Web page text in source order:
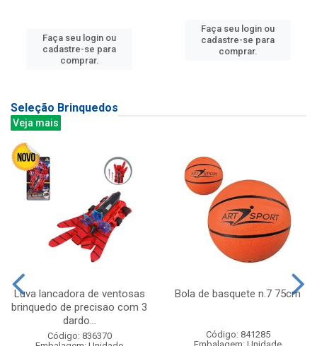
Faça seu login ou
cadastre-se para
comprar.
Faça seu login ou
cadastre-se para
comprar.
Seleção Brinquedos
Veja mais
Luva lancadora de ventosas
brinquedo de precisao com 3
dardo...
Código: 836370
Bola de basquete n.7 75cm
Código: 841285